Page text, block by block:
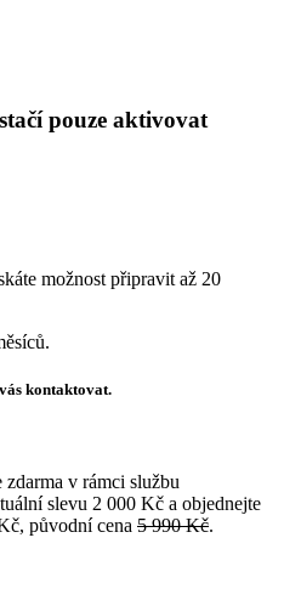
pouze aktivovat
možnost připravit až 20
kontaktovat.
v rámci službu
slevu 2 000 Kč a objednejte
původní cena 5 990 Kč.